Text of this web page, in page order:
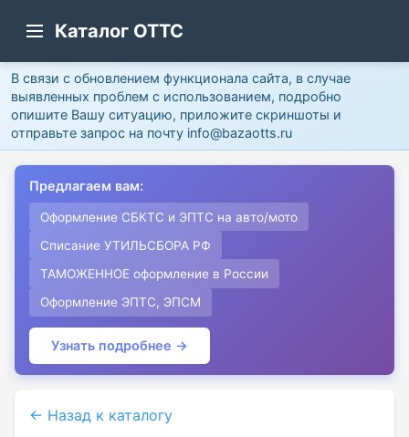
Каталог ОТТС
В связи с обновлением функционала сайта, в случае
выявленных проблем с использованием, подробно
опишите Вашу ситуацию, приложите скриншоты и
отправьте запрос на почту info@bazaotts.ru
Предлагаем вам:
Оформление СБКТС и ЭПТС на авто/мото
Списание УТИЛЬСБОРА РФ
ТАМОЖЕННОЕ оформление в России
Оформление ЭПТС, ЭПСМ
Узнать подробнее →
← Назад к каталогу